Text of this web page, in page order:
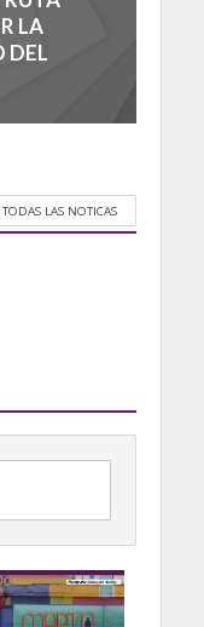
LA
DEL
LAS NOTICAS